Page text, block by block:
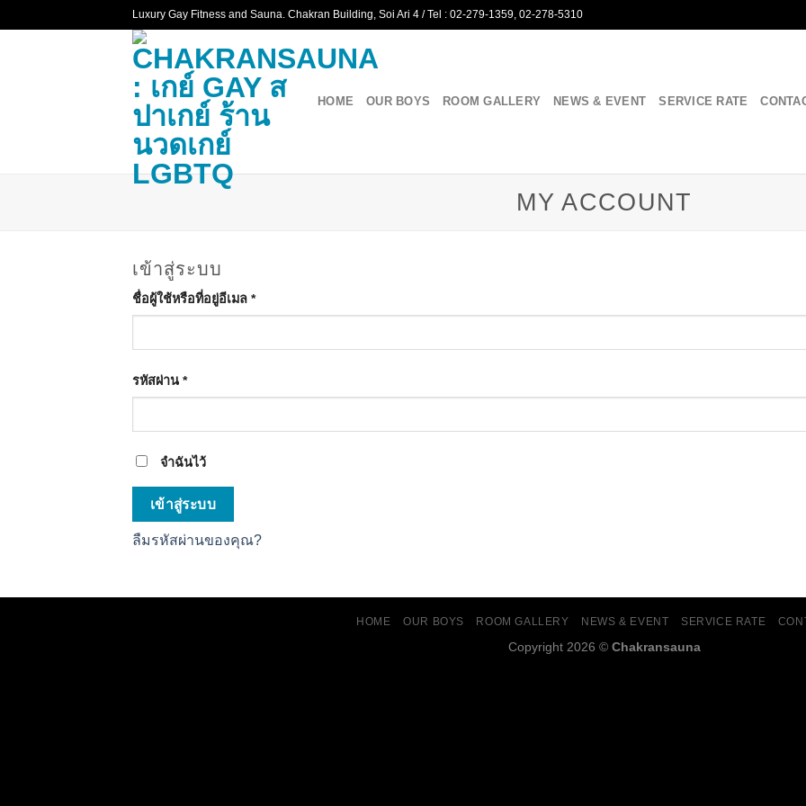
to
Luxury Gay Fitness and Sauna. Chakran Building, Soi Ari 4 / Tel : 02-279-1359, 02-278-5310
HOME OUR BOYS ROOM GALLERY NEWS & EVENT SERVICE RATE
MY ACCOUNT
เข้าสู่ระบบ
ชื่อผู้ใช้หรือที่อยู่อีเมล *
รหัสผ่าน *
จำฉันไว้
เข้าสู่ระบบ
ลืมรหัสผ่านของคุณ?
HOME OUR BOYS ROOM GALLERY NEWS & EVENT SERVICE RATE
Copyright 2026 © Chakransauna